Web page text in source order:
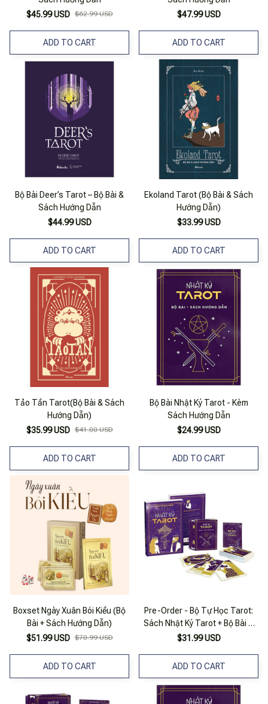
$45.99 USD $62.99 USD
ADD TO CART
$47.99 USD
ADD TO CART
Bộ Bài Deer’s Tarot – Bộ Bài &
Sách Hướng Dẫn
$44.99 USD
ADD TO CART
Ekoland Tarot (Bộ Bài & Sách
Hướng Dẫn)
$33.99 USD
ADD TO CART
Tảo Tần Tarot(Bộ Bài & Sách
Hướng Dẫn)
$35.99 USD $41.00 USD
ADD TO CART
Bộ Bài Nhật Ký Tarot - Kèm
Sách Hướng Dẫn
$24.99 USD
ADD TO CART
Boxset Ngày Xuân Bói Kiều (Bộ
Bài + Sách Hướng Dẫn)
$51.99 USD $70.99 USD
ADD TO CART
Pre-Order - Bộ Tự Học Tarot:
Sách Nhật Ký Tarot + Bộ Bài &
Sách Hướng Dẫn
$31.99 USD
ADD TO CART